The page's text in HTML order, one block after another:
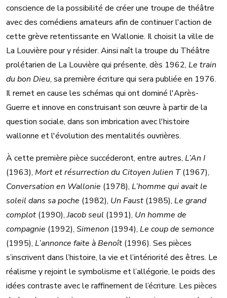
conscience de la possibilité de créer une troupe de théâtre
avec des comédiens amateurs afin de continuer l'action de
cette grève retentissante en Wallonie. Il choisit la ville de
La Louvière pour y résider. Ainsi naît la troupe du Théâtre
prolétarien de La Louvière qui présente, dès 1962, Le train
du bon Dieu, sa première écriture qui sera publiée en 1976.
Il remet en cause les schémas qui ont dominé l'Après-
Guerre et innove en construisant son œuvre à partir de la
question sociale, dans son imbrication avec l'histoire
wallonne et l'évolution des mentalités ouvrières.
À cette première pièce succéderont, entre autres, L’An I
(1963), Mort et résurrection du Citoyen Julien T(1967),
Conversation en Wallonie (1978), L’homme qui avait le
soleil dans sa poche (1982), Un Faust (1985), Le grand
complot (1990),Jacob seul (1991), Un homme de
compagnie (1992), Simenon (1994), Le coup de semonce
(1995), L’annonce faite à Benoît (1996). Ses pièces
s’inscrivent dans l’histoire, la vie et l’intériorité des êtres. Le
réalisme y rejoint le symbolisme et l’allégorie, le poids des
idées contraste avec le raffinement de l’écriture. Les pièces